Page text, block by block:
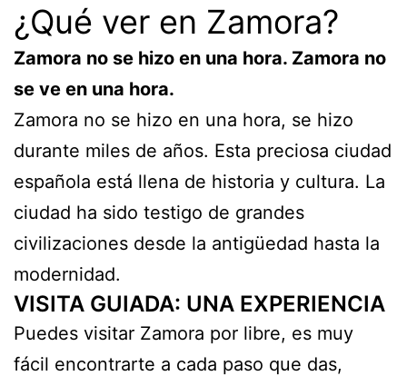
¿Qué ver en Zamora?
Zamora no se hizo en una hora. Zamora no
se ve en una hora.
Zamora no se hizo en una hora, se hizo
durante miles de años. Esta preciosa ciudad
española está llena de historia y cultura. La
ciudad ha sido testigo de grandes
civilizaciones desde la antigüedad hasta la
modernidad.
VISITA GUIADA: UNA EXPERIENCIA
Puedes visitar Zamora por libre, es muy
fácil encontrarte a cada paso que das,